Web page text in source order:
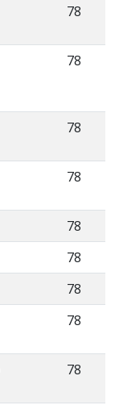
78
78
78
78
78
78
78
78
78